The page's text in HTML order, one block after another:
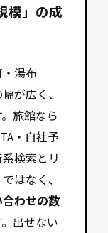
模」の成
湯布
が広く、
旅館なら
・自社予
検索とリ
はなく、
合わせの数
出せない